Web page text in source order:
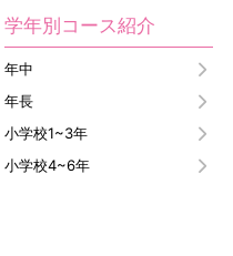
学年別コース紹介
年中
年長
小学校1~3年
小学校4~6年